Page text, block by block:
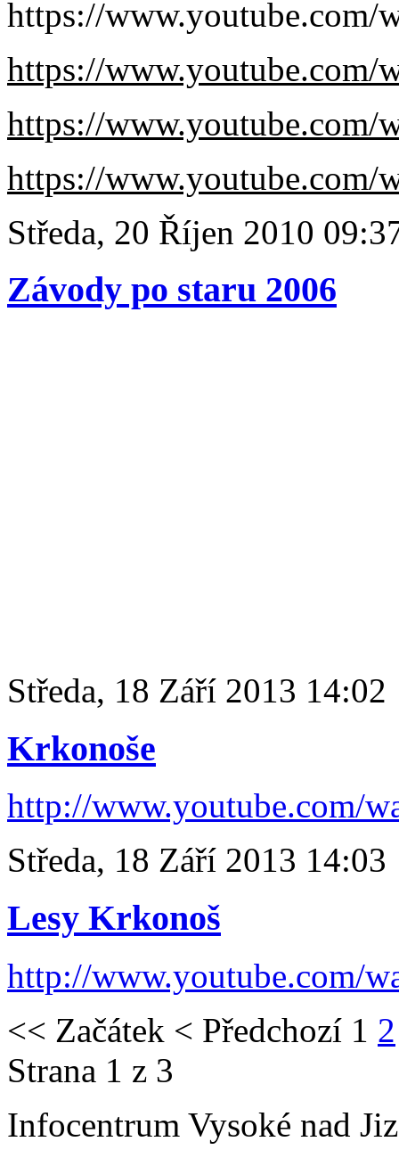
https://www.youtube.com/
https://
https://
https://www.youtube.com/
Středa, 20 Říjen 2010
Závody po staru 2006
Středa, 18 Září 2013 14:02
Krkonoše
http://www.youtube.com/
Středa, 18 Září 2013 14:03
Lesy Krkonoš
http://www.youtube.com/
<< Začátek < Předchozí 1 2
Strana 1 z 3
Infocentrum Vysoké nad